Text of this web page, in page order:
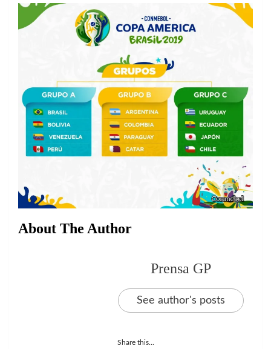
About The Author
Prensa GP
See author's posts
Share this...